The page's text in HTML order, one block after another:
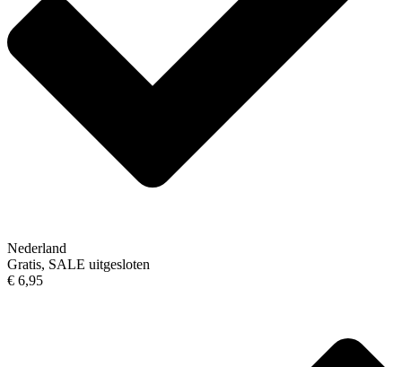
Nederland
Gratis, SALE uitgesloten
€ 6,95